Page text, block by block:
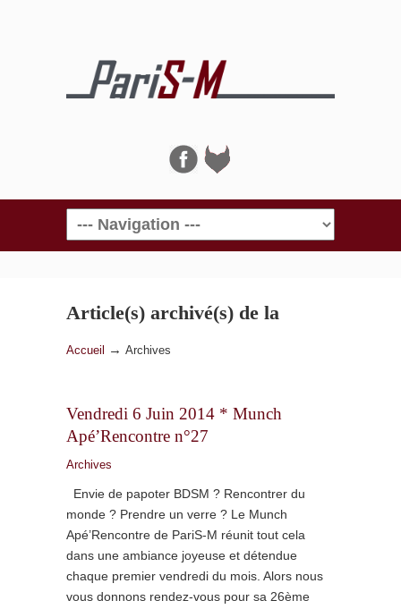
Navigation
Article(s) archivé(s) de la
catégorieArchives
Accueil → Archives
Vendredi 6 Juin 2014 * Munch
Apé’Rencontre n°27
Archives
Envie de papoter BDSM ? Rencontrer du
monde ? Prendre un verre ? Le Munch
Apé’Rencontre de PariS-M réunit tout cela
dans une ambiance joyeuse et détendue
chaque premier vendredi du mois. Alors nous
vous donnons rendez-vous pour sa 26ème